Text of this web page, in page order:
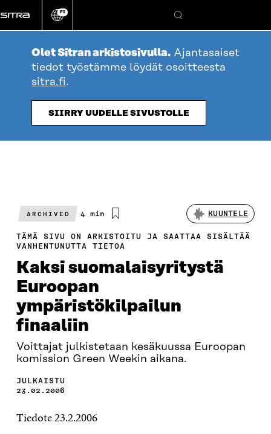
suoraan
sisältöön
Vaihda
kieli
FI
Hae
Olet Sitran arkistosivulla. Ajantasaiset
tiedot työstämme löydät osoitteesta
sitra.fi.
SIIRRY UUDELLE SIVUSTOLLE
ARCHIVED
Arvioitu
4 min KUUNTELE
TÄMÄ SIVU ON ARKISTOITU JA SAATTAA SISÄLTÄÄ
VANHENTUNUTTA TIETOA
Kaksi suomalaisyritystä
Euroopan
ympäristökilpailun
finaaliin
Voittajat julkistetaan kesäkuussa Euroopan
komission Green Weekin aikana.
JULKAISTU
23.02.2006
Tiedote 23.2.2006